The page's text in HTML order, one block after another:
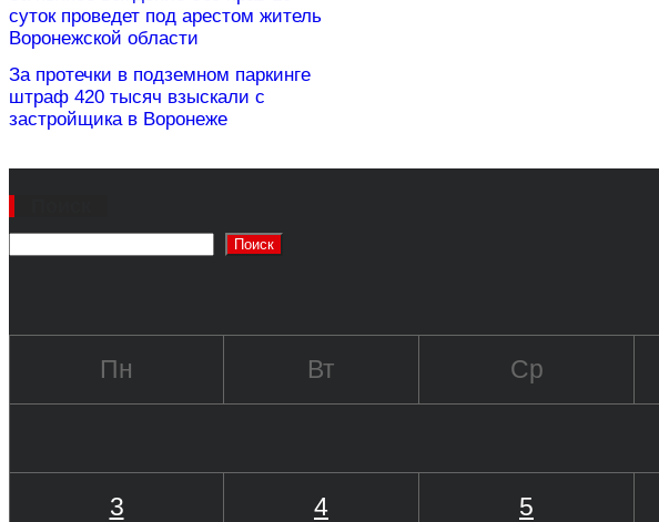
суток проведет под арестом житель
Воронежской области
За протечки в подземном паркинге
штраф 420 тысяч взыскали с
застройщика в Воронеже
Поиск
Пн Вт Ср
3 4 5